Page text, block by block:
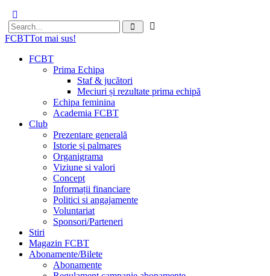
FCBTTot mai sus!
FCBT
Prima Echipa
Staf & jucători
Meciuri și rezultate prima echipă
Echipa feminina
Academia FCBT
Club
Prezentare generală
Istorie și palmares
Organigrama
Viziune si valori
Concept
Informații financiare
Politici si angajamente
Voluntariat
Sponsori/Parteneri
Stiri
Magazin FCBT
Abonamente/Bilete
Abonamente